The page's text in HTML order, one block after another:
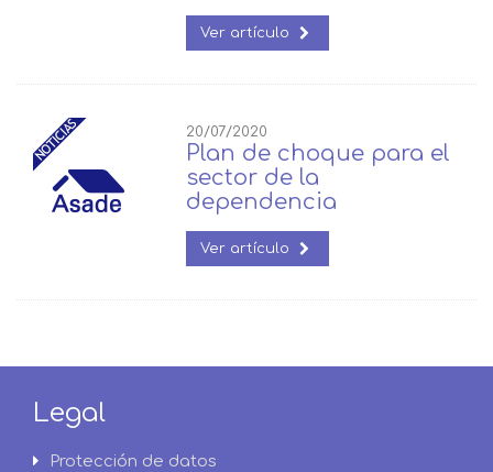
Ver artículo
20/07/2020
Plan de choque para el
sector de la
dependencia
Ver artículo
Legal
Protección de datos